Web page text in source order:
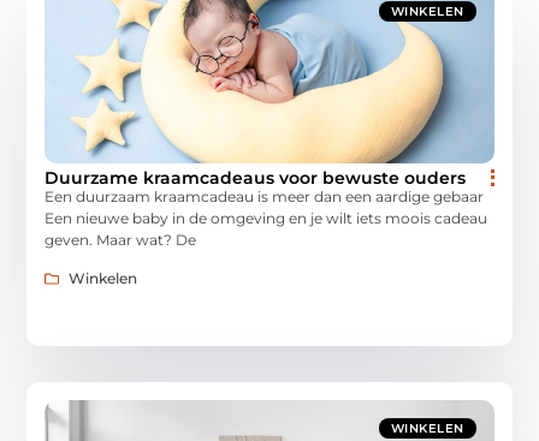
WINKELEN
Duurzame kraamcadeaus voor bewuste ouders
Een duurzaam kraamcadeau is meer dan een aardige gebaar
Een nieuwe baby in de omgeving en je wilt iets moois cadeau
geven. Maar wat? De
Winkelen
WINKELEN